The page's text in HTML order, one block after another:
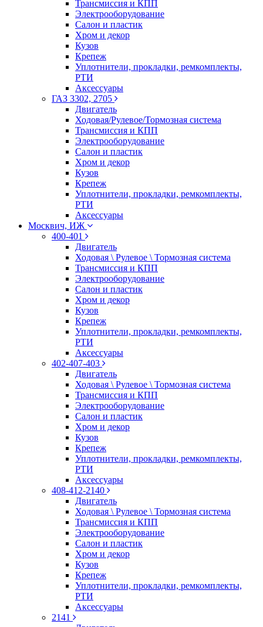
Трансмиссия и КПП
Электрооборудование
Салон и пластик
Хром и декор
Кузов
Крепеж
Уплотнители, прокладки, ремкомплекты,
РТИ
Аксессуары
ГАЗ 3302, 2705
Двигатель
Ходовая/Рулевое/Тормозная система
Трансмиссия и КПП
Электрооборудование
Салон и пластик
Хром и декор
Кузов
Крепеж
Уплотнители, прокладки, ремкомплекты,
РТИ
Аксессуары
Москвич, ИЖ
400-401
Двигатель
Ходовая \ Рулевое \ Тормозная система
Трансмиссия и КПП
Электрооборудование
Салон и пластик
Хром и декор
Кузов
Крепеж
Уплотнители, прокладки, ремкомплекты,
РТИ
Аксессуары
402-407-403
Двигатель
Ходовая \ Рулевое \ Тормозная система
Трансмиссия и КПП
Электрооборудование
Салон и пластик
Хром и декор
Кузов
Крепеж
Уплотнители, прокладки, ремкомплекты,
РТИ
Аксессуары
408-412-2140
Двигатель
Ходовая \ Рулевое \ Тормозная система
Трансмиссия и КПП
Электрооборудование
Салон и пластик
Хром и декор
Кузов
Крепеж
Уплотнители, прокладки, ремкомплекты,
РТИ
Аксессуары
2141